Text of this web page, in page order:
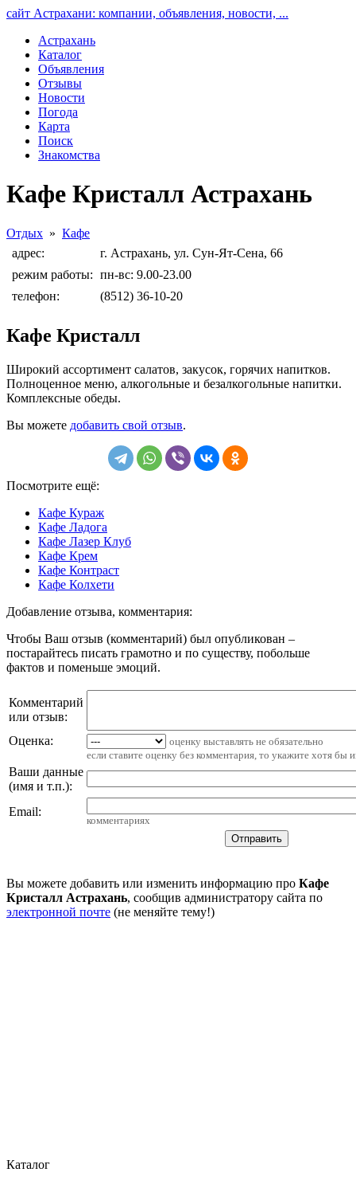
сайт Астрахани: компании, объявления, новости, ...
Астрахань
Каталог
Объявления
Отзывы
Новости
Погода
Карта
Поиск
Знакомства
Кафе Кристалл Астрахань
Отдых » Кафе
адрес:
г. Астрахань, ул. Сун-Ят-Сена, 66
режим работы: пн-вс: 9.00-23.00
телефон:
(8512) 36-10-20
Кафе Кристалл
Широкий ассортимент салатов, закусок, горячих напитков.
Полноценное меню, алкогольные и безалкогольные напитки.
Комплексные обеды.
Вы можете добавить свой отзыв.
Посмотрите ещё:
Кафе Кураж
Кафе Ладога
Кафе Лазер Клуб
Кафе Крем
Кафе Контраст
Кафе Колхети
Добавление отзыва, комментария:
Чтобы Ваш отзыв (комментарий) был опубликован –
постарайтесь писать грамотно и по существу, побольше
фактов и поменьше эмоций.
Комментарий
или отзыв:
Оценка:
оценку выставлять не обязательно
если ставите оценку без комментария, то укажите хотя бы
Ваши данные
(имя и т.п.):
Email:
комментариях
Вы можете добавить или изменить информацию про Кафе
Кристалл Астрахань, сообщив администратору сайта по
электронной почте (не меняйте тему!)
Каталог